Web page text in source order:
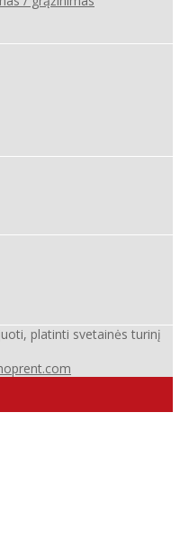
platinti svetainės turinį